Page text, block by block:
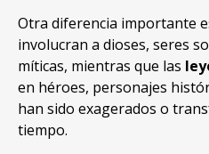
Otra diferencia importante
involucran a dioses, seres
míticas, mientras que las
en héroes, personajes
han sido exagerados o
tiempo.